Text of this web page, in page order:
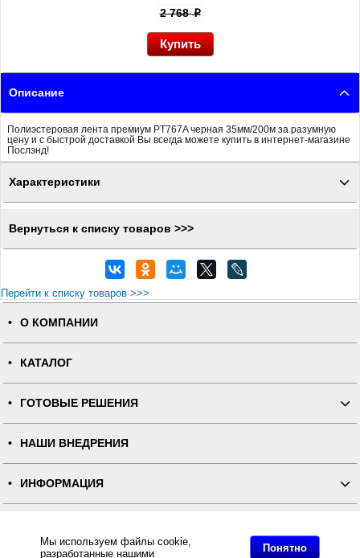
Понятно
Мы используем файлы cookie,
разработанные нашими
2 768p
Описание
Полиэстеровая лента премиум PT767A черная 35мм/200м за разумную
цену и с быстрой доставкой Вы всегда можете купить в интернет-магазине
Послэнд!
Характеристики
Вернуться к списку товаров >>>
Перейти к списку товаров >>>
О КОМПАНИИ
КАТАЛОГ
ГОТОВЫЕ РЕШЕНИЯ
НАШИ ВНЕДРЕНИЯ
ИНФОРМАЦИЯ